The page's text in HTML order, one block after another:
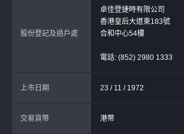
股份登記及過戶處
卓佳登捷時有限公司
香港皇后大道東183號
合和中心54樓
電話: (852) 2980 1333
上市日期 23 / 11 / 1972
交易貨幣 港幣